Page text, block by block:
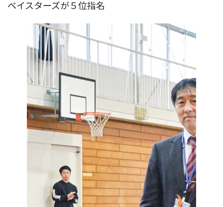
ベイスターズが５位指名